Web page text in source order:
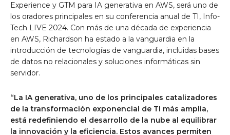
Experience y GTM para IA generativa en AWS, será uno de
los oradores principales en su conferencia anual de TI, Info-
Tech LIVE 2024. Con más de una década de experiencia
en AWS, Richardson ha estado a la vanguardia en la
introducción de tecnologías de vanguardia, incluidas bases
de datos no relacionales y soluciones informáticas sin
servidor.
“La IA generativa, uno de los principales catalizadores
de la transformación exponencial de TI más amplia,
está redefiniendo el desarrollo de la nube al equilibrar
la innovación y la eficiencia. Estos avances permiten